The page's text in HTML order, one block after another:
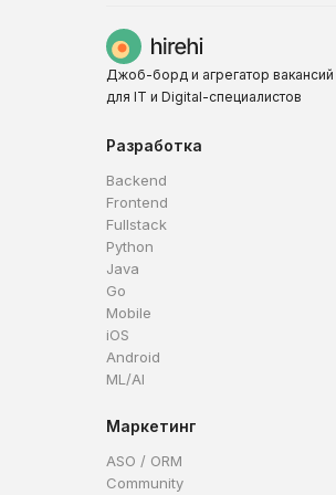
Джоб-борд и агрегатор вакансий
для IT и Digital-специалистов
Разработка
Backend
Frontend
Fullstack
Python
Java
Go
Mobile
iOS
Android
ML/AI
Маркетинг
ASO / ORM
Community